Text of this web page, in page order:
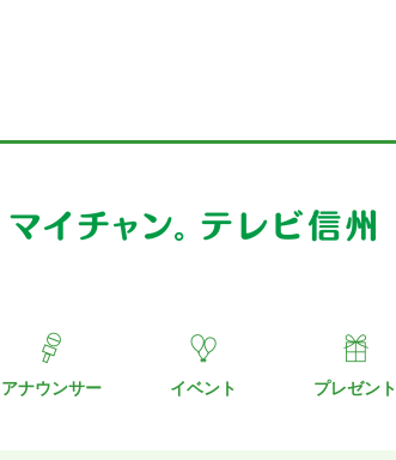
アナウンサー イベント プレゼント